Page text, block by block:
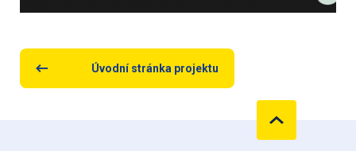
Úvodní stránka projektu